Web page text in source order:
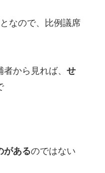
なので、比例議席
から見れば、 せ
があるのではない